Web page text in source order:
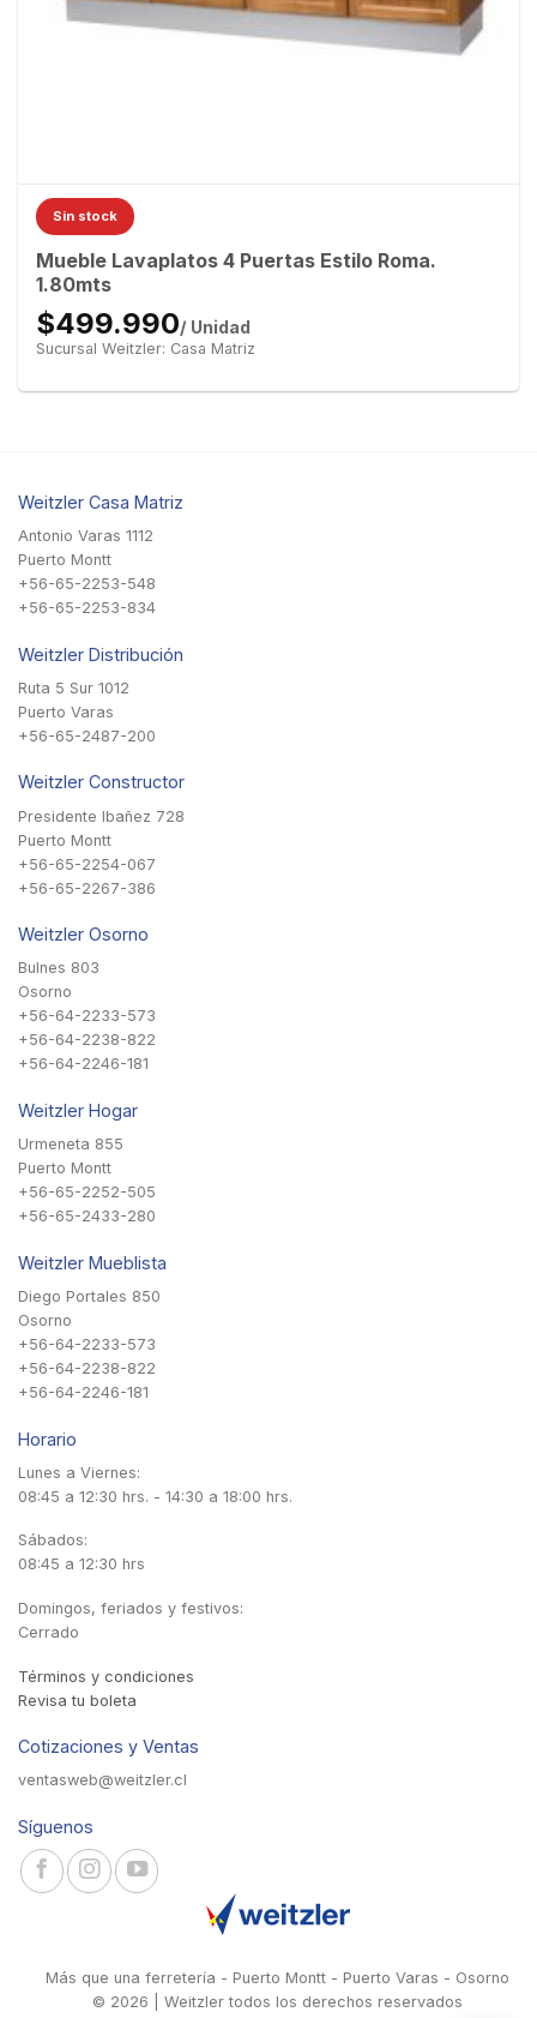
Sin stock
Mueble Lavaplatos 4 Puertas Estilo Roma.
1.80mts
$499.990/ Unidad
Sucursal Weitzler: Casa Matriz
Weitzler Casa Matriz
Antonio Varas 1112
Puerto Montt
+56-65-2253-548
+56-65-2253-834
Weitzler Distribución
Ruta 5 Sur 1012
Puerto Varas
+56-65-2487-200
Weitzler Constructor
Presidente Ibañez 728
Puerto Montt
+56-65-2254-067
+56-65-2267-386
Weitzler Osorno
Bulnes 803
Osorno
+56-64-2233-573
+56-64-2238-822
+56-64-2246-181
Weitzler Hogar
Urmeneta 855
Puerto Montt
+56-65-2252-505
+56-65-2433-280
Weitzler Mueblista
Diego Portales 850
Osorno
+56-64-2233-573
+56-64-2238-822
+56-64-2246-181
Horario
Lunes a Viernes:
08:45 a 12:30 hrs. - 14:30 a 18:00 hrs.
Sábados:
08:45 a 12:30 hrs
Domingos, feriados y festivos:
Cerrado
Términos y condiciones
Revisa tu boleta
Cotizaciones y Ventas
ventasweb@weitzler.cl
Síguenos
Más que una ferretería - Puerto Montt - Puerto Varas - Osorno
© 2026 | Weitzler todos los derechos reservados